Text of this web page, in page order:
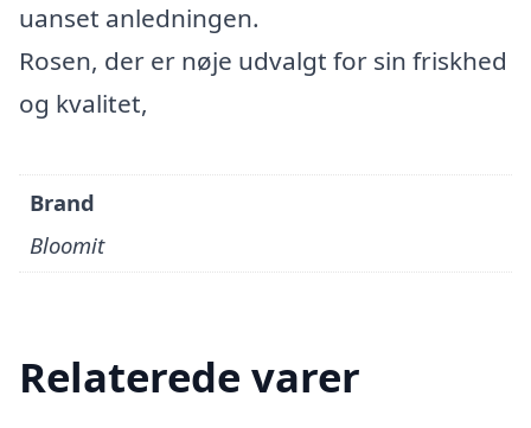
uanset anledningen.
Rosen, der er nøje udvalgt for sin friskhed
og kvalitet,
Brand
Bloomit
Relaterede varer